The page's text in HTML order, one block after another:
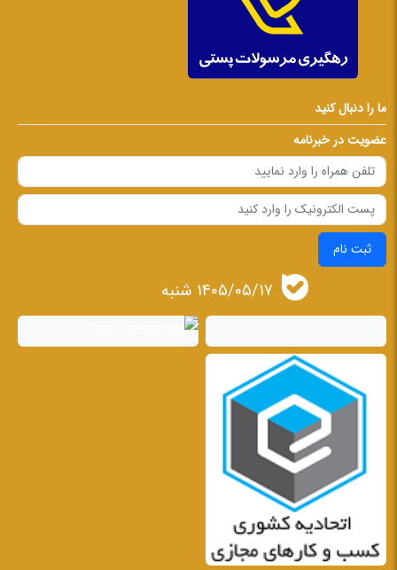
ما را دنبال کنید
عضویت در خبرنامه
ثبت نام
1405/05/17 شنبه